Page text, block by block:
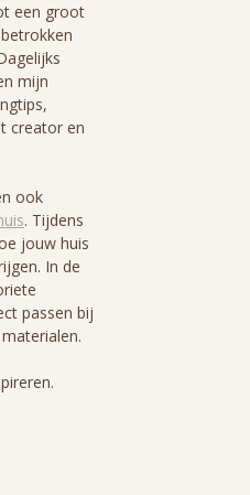
een groot
mijn
creator en
ook
. Tijdens
jouw huis
In de
passen bij